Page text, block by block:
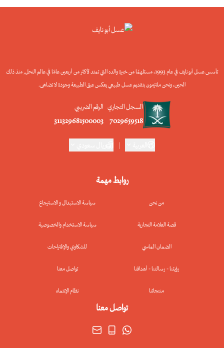
روابط مهمة
من نحن
قصة العلامة التجارية
الضمان الماسي
رؤيتنا - رسالتنا - أهدافنا
منتجاتنا
سياسة الاستبدال و الاسترجاع
سياسة الاستخدام والخصوصية
للشكاوي والإقتراحات
تواصل معنا
نظام الإنتماء
تأسس عسل أبو نايف في عام 1993، مستلهمًا من خبرة والده التي تمتد لأكثر من أربعين عامًا في عالم النحل, منذ ذلك
الحين، ونحن ملتزمون بتقديم عسل طبيعي يعكس عبق الطبيعة وجودة لا تضاهى.
السجل التجاري
7029659518
الرقم الضريبي
311329681500003
|